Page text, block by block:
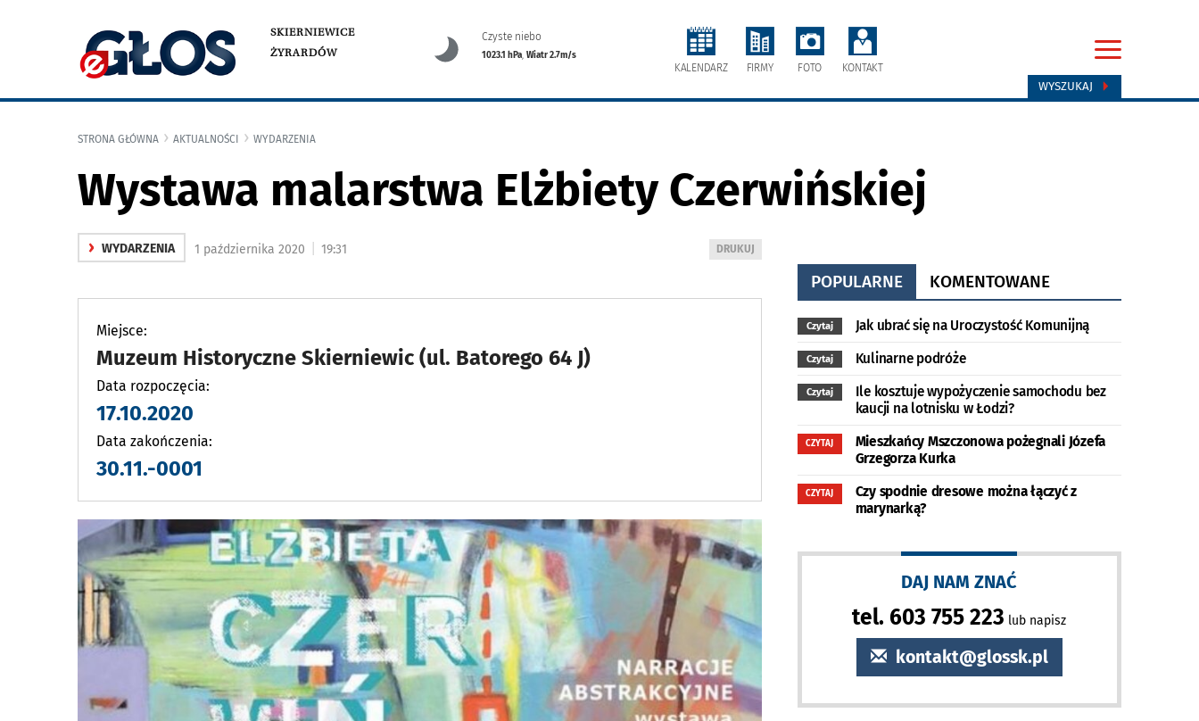
SKIERNIEWICE
ŻYRARDÓW
Czyste niebo
1023.1 hPa,Wiatr 2.7m/s
KALENDARZ FIRMY FOTO KONTAKT
WYSZUKAJ
STRONA GŁÓWNA AKTUALNOŚCI WYDARZENIA
Wystawa malarstwa Elżbiety Czerwińskiej
› WYDARZENIA
WYDRUKUJ
DRUKUJ
1 października 2020 19:31
Miejsce:
Muzeum Historyczne Skierniewic (ul. Batorego 64 J)
Data rozpoczęcia:
17.10.2020
Data zakończenia:
30.11.-0001
POPULARNE KOMENTOWANE
Czytaj Jak ubrać się na Uroczystość Komunijną
Czytaj Kulinarne podróże
Czytaj
Ile kosztuje wypożyczenie samochodu bez
kaucji na lotnisku w Łodzi?
CZYTAJ
Mieszkańcy Mszczonowa pożegnali Józefa
Grzegorza Kurka
CZYTAJ
Czy spodnie dresowe można łączyć z
marynarką?
DAJ NAM ZNAĆ
tel. 603 755 223 lub napisz
kontakt@glossk.pl